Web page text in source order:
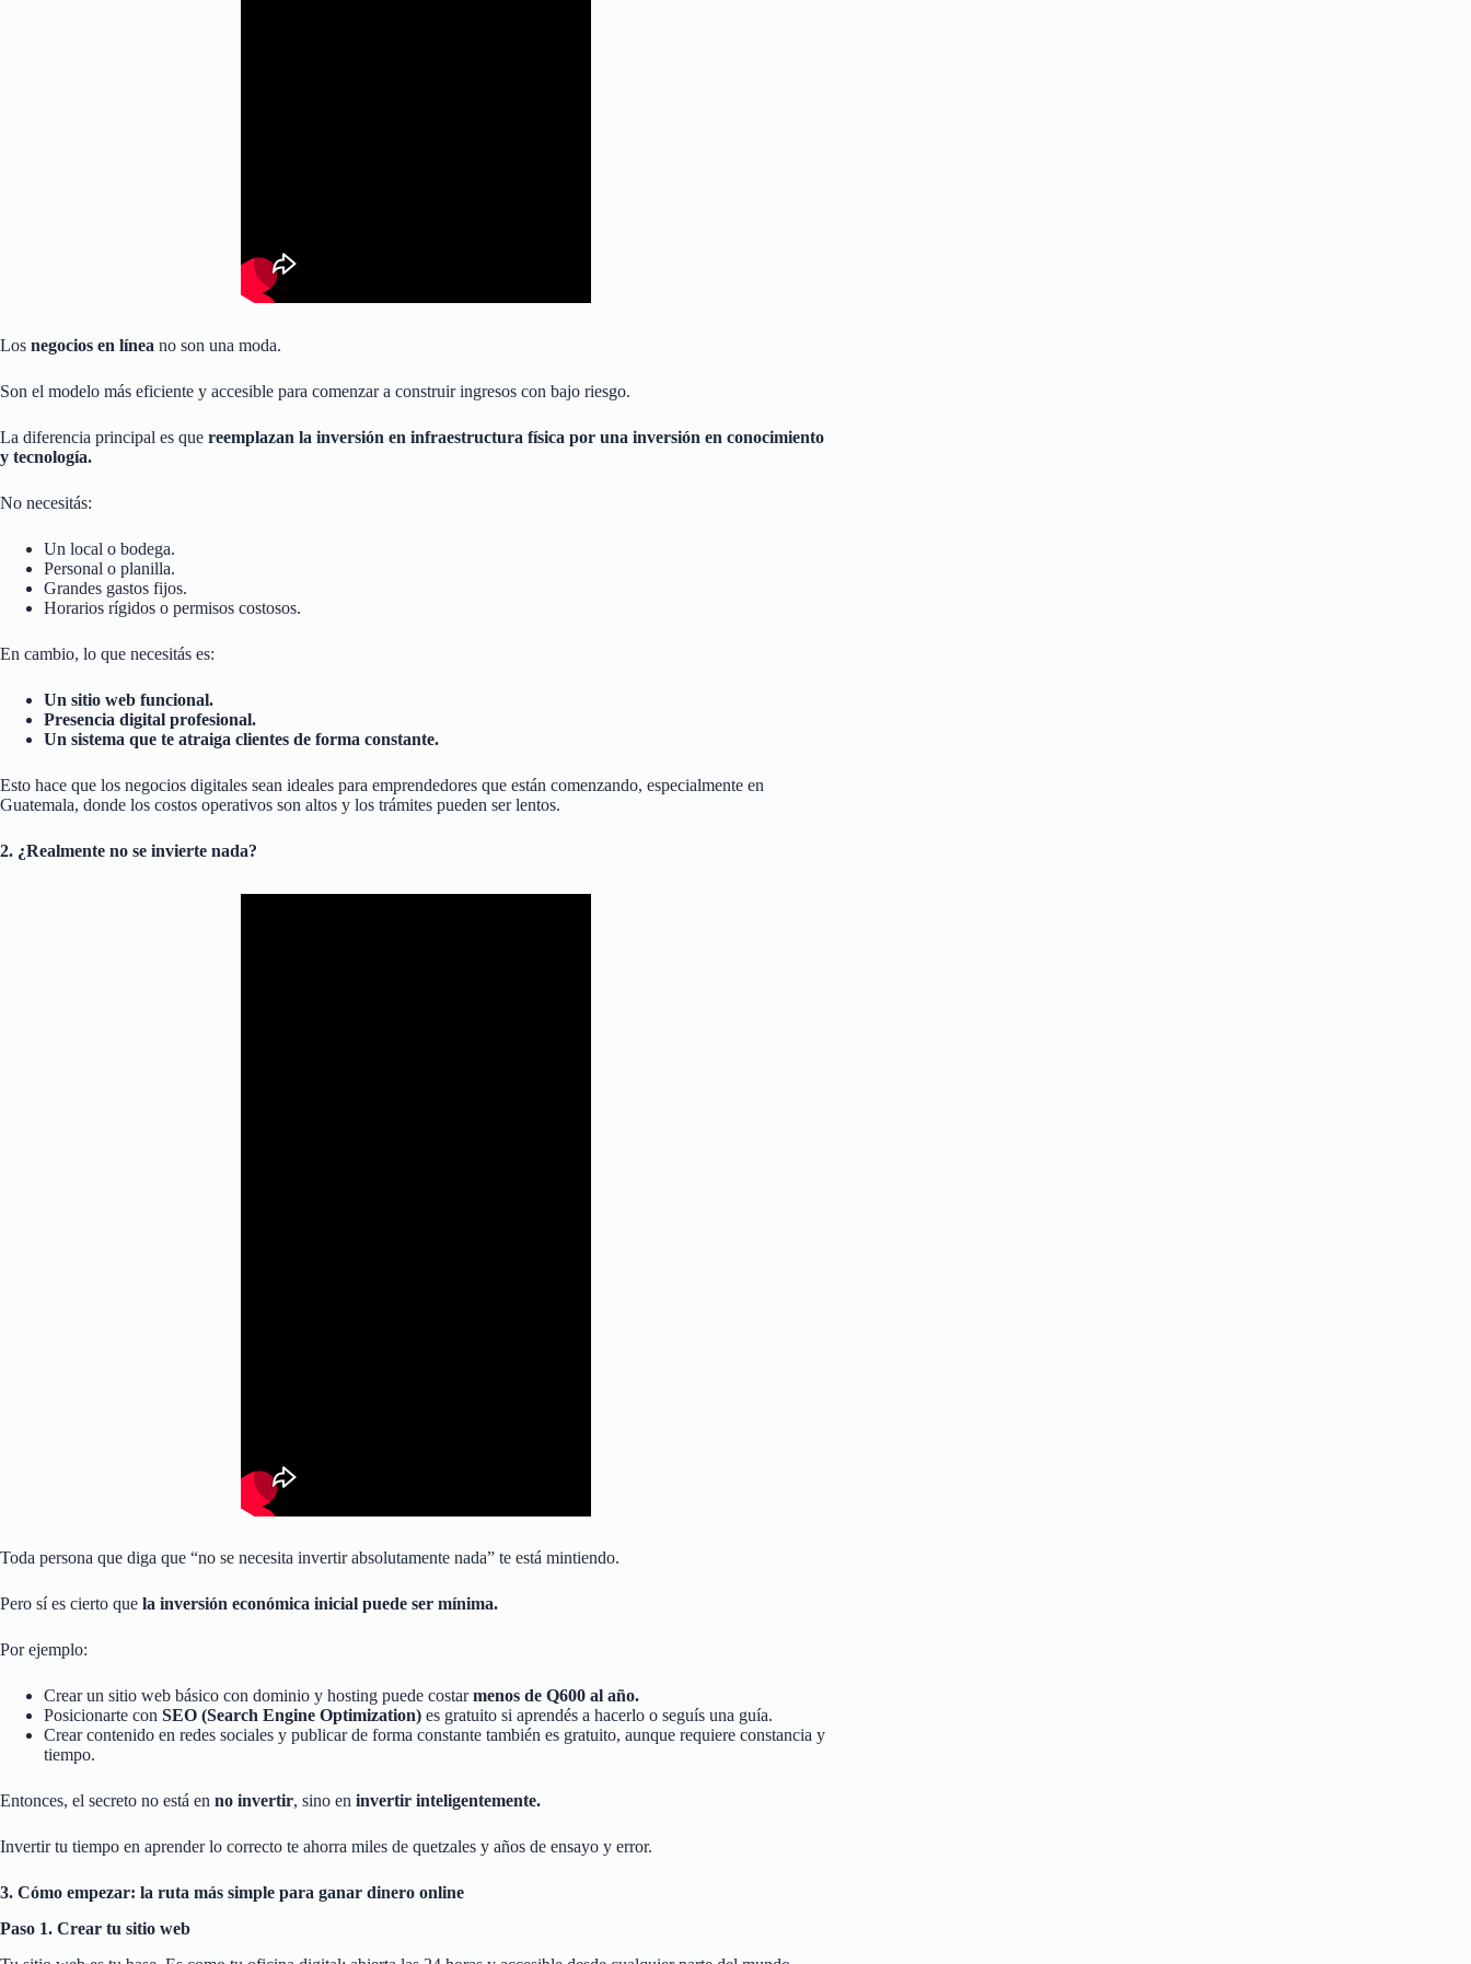
Los negocios en línea no son una moda.
Son el modelo más eficiente y accesible para comenzar a construir ingresos con bajo riesgo.
La diferencia principal es que reemplazan la inversión en infraestructura física por una inversión en conocimiento
y tecnología.
No necesitás:
Un local o bodega.
Personal o planilla.
Grandes gastos fijos.
Horarios rígidos o permisos costosos.
En cambio, lo que necesitás es:
Un sitio web funcional.
Presencia digital profesional.
Un sistema que te atraiga clientes de forma constante.
Esto hace que los negocios digitales sean ideales para emprendedores que están comenzando, especialmente en
Guatemala, donde los costos operativos son altos y los trámites pueden ser lentos.
2. ¿Realmente no se invierte nada?
Toda persona que diga que “no se necesita invertir absolutamente nada” te está mintiendo.
Pero sí es cierto que la inversión económica inicial puede ser mínima.
Por ejemplo:
Crear un sitio web básico con dominio y hosting puede costarmenos de Q600 al año.
Posicionarte con SEO (Search Engine Optimization) es gratuito si aprendés a hacerlo o seguís una guía.
Crear contenido en redes sociales y publicar de forma constante también es gratuito, aunque requiere constancia y
tiempo.
Entonces, el secreto no está en no invertir, sino en invertir inteligentemente.
Invertir tu tiempo en aprender lo correcto te ahorra miles de quetzales y años de ensayo y error.
3. Cómo empezar: la ruta más simple para ganar dinero online
Paso 1. Crear tu sitio web